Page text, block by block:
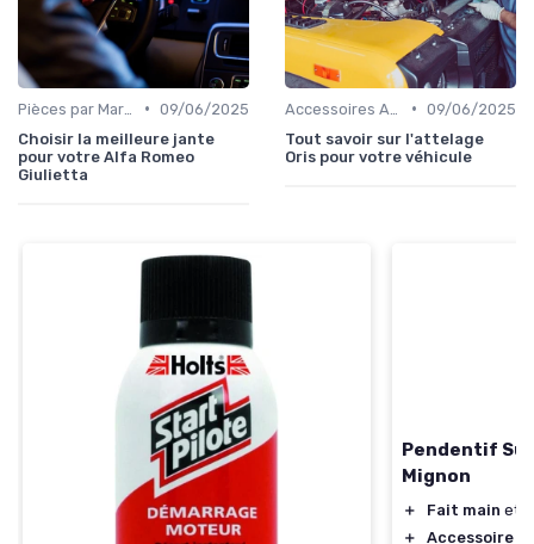
• 09/06/2025
Choisir la meilleure jante
pour votre Alfa Romeo
Giulietta
• 09/06/2025
Tout savoir sur l'attelage
Oris pour votre véhicule
Pendentif
Mignon
＋ Fait main et
＋
Accessoire